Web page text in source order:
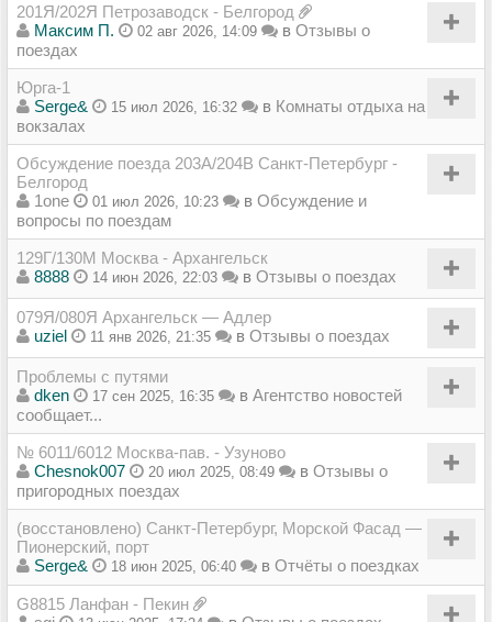
201Я/202Я Петрозаводск - Белгород
Максим П.
02 авг 2026, 14:09 в Отзывы о
поездах
Юрга-1
Serge&
15 июл 2026, 16:32 в Комнаты отдыха на
вокзалах
Обсуждение поезда 203А/204В Санкт-Петербург -
Белгород
1one
01 июл 2026, 10:23 в Обсуждение и
вопросы по поездам
129Г/130М Москва - Архангельск
8888
14 июн 2026, 22:03 в Отзывы о поездах
079Я/080Я Архангельск — Адлер
uziel
11 янв 2026, 21:35 в Отзывы о поездах
Проблемы с путями
dken
17 сен 2025, 16:35 в Агентство новостей
сообщает...
№ 6011/6012 Москва-пав. - Узуново
Chesnok007
20 июл 2025, 08:49 в Отзывы о
пригородных поездах
(восстановлено) Санкт-Петербург, Морской Фасад —
Пионерский, порт
Serge&
18 июн 2025, 06:40 в Отчёты о поездках
G8815 Ланфан - Пекин